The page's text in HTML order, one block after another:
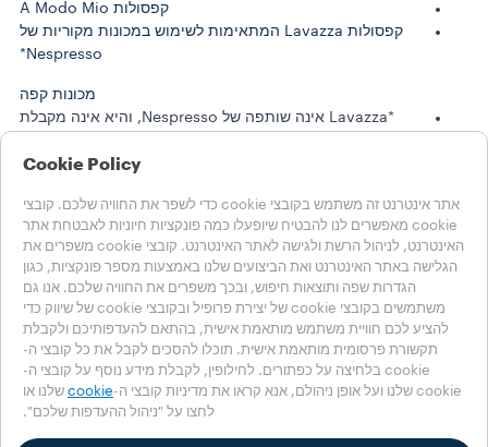
קפסולות A Modo Mio
קפסולות Lavazza המתאימות לשימוש במכונות מקוריות של
Nespresso*
מכונות קפה
*Lavazza אינה שותפה של Nespresso, והיא אינה מקבלת
קיימות
LAVAZZA WORLD
עזרה
שאלות נפוצות
יצירת קשר
בחרו את המדינה שלכם
ישראל
ישראל
מדינות אחרות
Accessibility Statement
Cookie Policy
אתר אינטרנט זה משתמש בקובצי cookie כדי לשפר את החוויה שלכם. קובצי
cookie מאפשרים לנו להבטיח שיופעלו כמה פונקציות חיוניות לאבטחת אתר
האינטרנט, לניהול הרשת ולגישה לאתר האינטרנט. קובצי cookie משפרים את
הגלישה באתר האינטרנט ואת הביצועים שלנו באמצעות מספר פונקציות, כגון
הגדרות שפה ותוצאות חיפוש, ובכך משפרים את החוויה שלכם. אנו גם
משתמשים בקובצי cookie של יצירת פרופיל ובקובצי cookie של שיווק כדי
להציע לכם חוויית משתמש מותאמת אישית, בהתאם להעדפותיכם ולקבלת
תקשורת פרסומית מותאמת אישית. תוכלו להסכים לקבל את כל קובצי ה-
cookie בלחיצה על כפתורים. לחילופין, לקבלת מידע נוסף על קובצי ה-
cookie שלנו ועל אופן ניהולם, אנא קראו את מדיניות קובצי ה-
cookie שלנו או
לחצו על "ניהול ההעדפות שלכם".